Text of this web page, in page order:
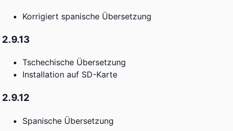
Korrigiert spanische Übersetzung
2.9.13
Tschechische Übersetzung
Installation auf SD-Karte
2.9.12
Spanische Übersetzung